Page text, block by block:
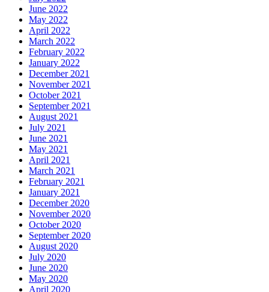
June 2022
May 2022
April 2022
March 2022
February 2022
January 2022
December 2021
November 2021
October 2021
September 2021
August 2021
July 2021
June 2021
May 2021
April 2021
March 2021
February 2021
January 2021
December 2020
November 2020
October 2020
September 2020
August 2020
July 2020
June 2020
May 2020
April 2020